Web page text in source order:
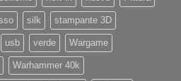
silk stampante 3D
usb verde Wargame
Warhammer 40k